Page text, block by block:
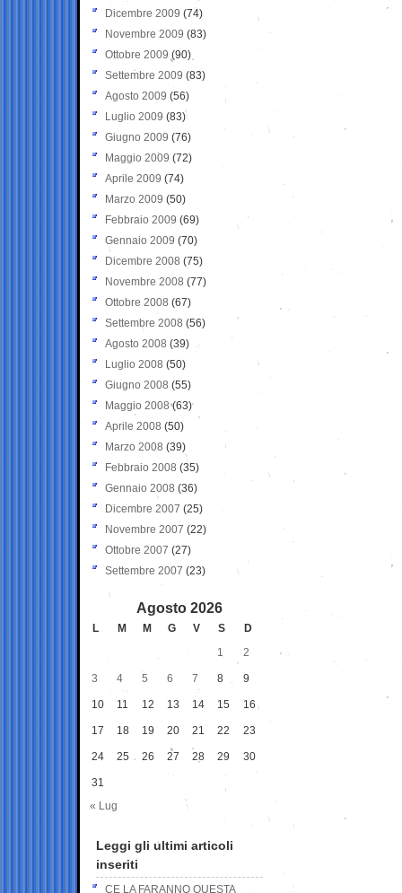
Dicembre 2009 (74)
Novembre 2009 (83)
Ottobre 2009 (90)
Settembre 2009 (83)
Agosto 2009 (56)
Luglio 2009 (83)
Giugno 2009 (76)
Maggio 2009 (72)
Aprile 2009 (74)
Marzo 2009 (50)
Febbraio 2009 (69)
Gennaio 2009 (70)
Dicembre 2008 (75)
Novembre 2008 (77)
Ottobre 2008 (67)
Settembre 2008 (56)
Agosto 2008 (39)
Luglio 2008 (50)
Giugno 2008 (55)
Maggio 2008(63)
Aprile 2008 (50)
Marzo 2008 (39)
Febbraio 2008 (35)
Gennaio 2008 (36)
Dicembre 2007 (25)
Novembre 2007 (22)
Ottobre 2007 (27)
Settembre 2007 (23)
Agosto 2026
L M M G V S
D
1
2
3 4 5 6 7 8 9
10 11 12 13 14 15 16
17 18 19 20 21 22 23
24 25 26 27 28 29 30
31
« Lug
Leggi gli ultimi articoli
inseriti
CE LA FARANNO QUESTA